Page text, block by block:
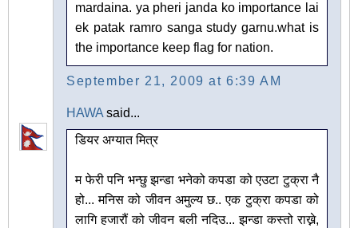
mardaina. ya pheri janda ko importance lai
ek patak ramro sanga study garnu.what is
the importance keep flag for nation.
September 21, 2009 at 6:39 AM
HAWA said...
डियर अग्यात मित्र
म फेरी पनि भन्छु झन्डा भनेको कपडा को एउटा टुक्रा नै
हो... मनिस को जीवन अमुल्य छ.. एक टुक्रा कपडा को
लागि हजारौं को जीवन बली नदिउ... झन्डा कस्तो राख्ने,